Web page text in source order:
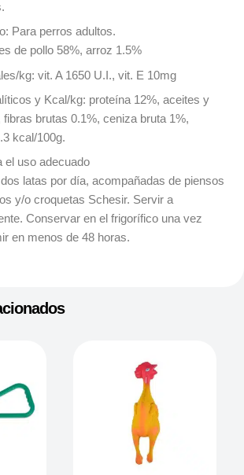
Para perros adultos.
de pollo 58%, arroz 1.5%
kg: vit. A 1650 U.I., vit. E 10mg
y Kcal/kg: proteína 12%, aceites y
brutas 0.1%, ceniza bruta 1%,
kcal/100g.
el uso adecuado
latas por día, acompañadas de piensos
y/o croquetas Schesir. Servir a
Conservar en el frigorífico una vez
en menos de 48 horas.